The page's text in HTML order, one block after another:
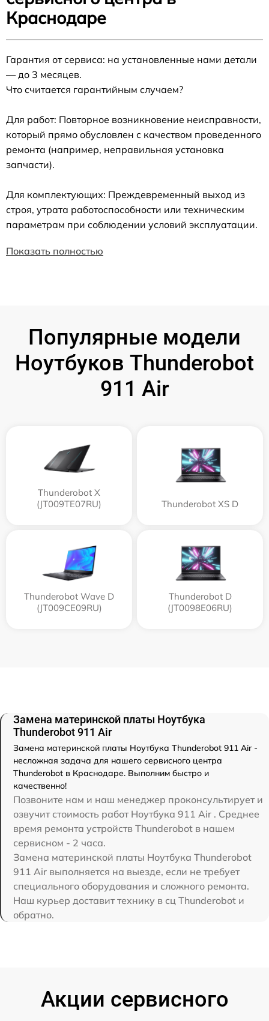
Краснодаре
Гарантия от сервиса: на установленные нами детали
— до 3 месяцев.
Что считается гарантийным случаем?
Для работ: Повторное возникновение неисправности,
который прямо обусловлен с качеством проведенного
ремонта (например, неправильная установка
запчасти).
Для комплектующих: Преждевременный выход из
строя, утрата работоспособности или техническим
параметрам при соблюдении условий эксплуатации.
Показать полностью
Популярные модели
Ноутбуков Thunderobot
911 Air
Thunderobot X
(JT009TE07RU)
Thunderobot XS D
Thunderobot Wave D
(JT009CE09RU)
Thunderobot D
(JT0098E06RU)
Замена материнской платы Ноутбука
Thunderobot 911 Air
Замена материнской платы Ноутбука Thunderobot 911 Air -
несложная задача для нашего сервисного центра
Thunderobot в Краснодаре. Выполним быстро и
качественно!
Позвоните нам и наш менеджер проконсультирует и
озвучит стоимость работ Ноутбука 911 Air . Среднее
время ремонта устройств Thunderobot в нашем
сервисном - 2 часа.
Замена материнской платы Ноутбука Thunderobot
911 Air выполняется на выезде, если не требует
специального оборудования и сложного ремонта.
Наш курьер доставит технику в сц Thunderobot и
обратно.
Акции сервисного